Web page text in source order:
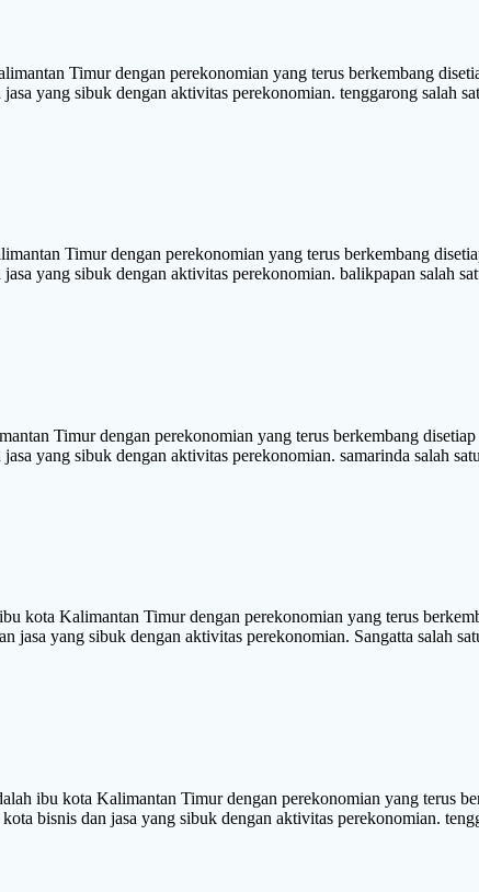
Timur dengan perekonomian yang terus berkembang
yang sibuk dengan aktivitas perekonomian. tenggarong salah
Timur dengan perekonomian yang terus berkembang
yang sibuk dengan aktivitas perekonomian. balikpapan salah
Timur dengan perekonomian yang terus berkembang disetiap
yang sibuk dengan aktivitas perekonomian. samarinda salah
Kalimantan Timur dengan perekonomian yang terus
jasa yang sibuk dengan aktivitas perekonomian. Sangatta salah
ibu kota Kalimantan Timur dengan perekonomian yang terus
bisnis dan jasa yang sibuk dengan aktivitas perekonomian.